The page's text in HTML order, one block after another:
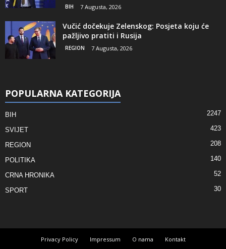
BIH 7 Augusta, 2026
Vučić dočekuje Zelenskog: Posjeta koju će
pažljivo pratiti i Rusija
REGION 7 Augusta, 2026
POPULARNA KATEGORIJA
BIH 2247
SVIJET 423
REGION 208
POLITIKA 140
CRNA HRONIKA 52
SPORT 30
Privacy Policy Impressum O nama Kontakt